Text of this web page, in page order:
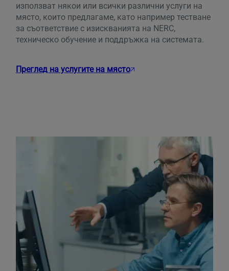
използват някои или всички различни услуги на
място, които предлагаме, като например тестване
за съответствие с изискванията на NERC,
техническо обучение и поддръжка на системата.
Преглед на услугите на място